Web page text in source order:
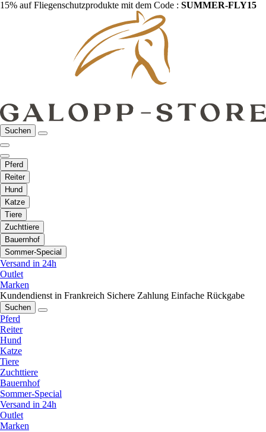
15% auf Fliegenschutzprodukte mit dem Code : SUMMER-FLY15
Suchen
Pferd
Reiter
Hund
Katze
Tiere
Zuchttiere
Bauernhof
Sommer-Special
Versand in 24h
Outlet
Marken
Kundendienst in Frankreich Sichere Zahlung Einfache Rückgabe
Suchen
Pferd
Reiter
Hund
Katze
Tiere
Zuchttiere
Bauernhof
Sommer-Special
Versand in 24h
Outlet
Marken